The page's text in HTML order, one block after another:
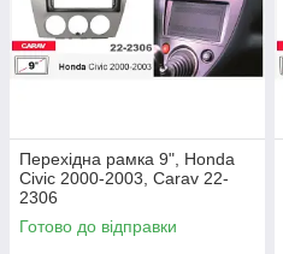
Перехідна рамка 9", Honda
Civic 2000-2003, Carav 22-
2306
Готово до відправки